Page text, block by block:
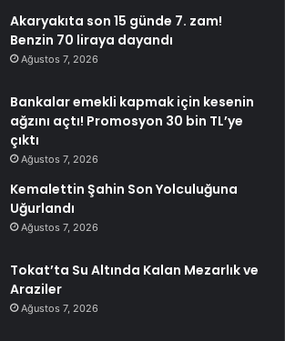
Akaryakıta son 15 günde 7. zam!
Benzin 70 liraya dayandı
Ağustos 7, 2026
Bankalar emekli kapmak için kesenin
ağzını açtı! Promosyon 30 bin TL’ye
çıktı
Ağustos 7, 2026
Kemalettin Şahin Son Yolculuğuna
Uğurlandı
Ağustos 7, 2026
Tokat’ta Su Altında Kalan Mezarlık ve
Araziler
Ağustos 7, 2026